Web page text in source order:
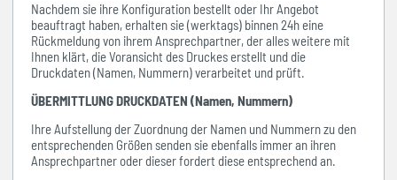
Nachdem sie ihre Konfiguration bestellt oder Ihr Angebot
beauftragt haben, erhalten sie (werktags) binnen 24h eine
Rückmeldung von ihrem Ansprechpartner, der alles weitere mit
Ihnen klärt, die Voransicht des Druckes erstellt und die
Druckdaten (Namen, Nummern) verarbeitet und prüft.
ÜBERMITTLUNG DRUCKDATEN (Namen, Nummern)
Ihre Aufstellung der Zuordnung der Namen und Nummern zu den
entsprechenden Größen senden sie ebenfalls immer an ihren
Ansprechpartner oder dieser fordert diese entsprechend an.